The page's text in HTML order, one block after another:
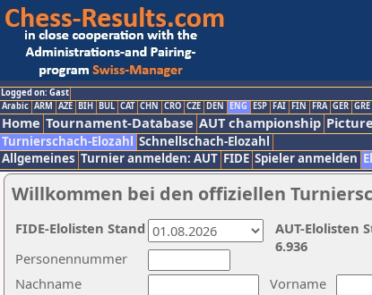
Logged on: Gast
Arabic ARM AZE BIH BUL CAT CHN CRO CZE DEN ENG ESP FAI FIN FRA GER GRE
Home Tournament-Database AUT championship
Turnierschach-Elozahl Schnellschach-Elozahl
Allgemeines Turnier anmelden: AUT FIDE Spieler anmelden
Willkommen bei den offiziellen
Nachname
Vorname
Personennummer
AUT-Elolisten
6.936
FIDE-Elolisten Stand